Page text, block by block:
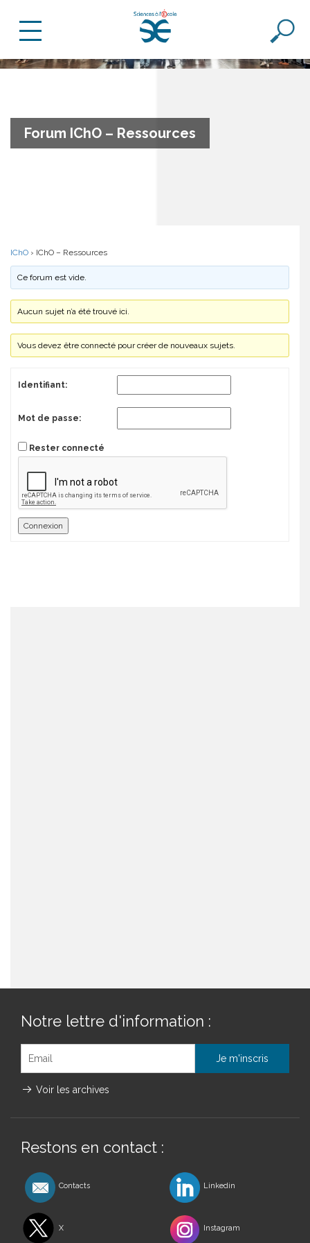
Forum IChO – Ressources
IChO › IChO – Ressources
Ce forum est vide.
Aucun sujet n’a été trouvé ici.
Vous devez être connecté pour créer de nouveaux sujets.
Identifiant:
Mot de passe:
Rester connecté
Connexion
Notre lettre d'information :
Voir les archives
Restons en contact :
Contacts Linkedin
X Instagram